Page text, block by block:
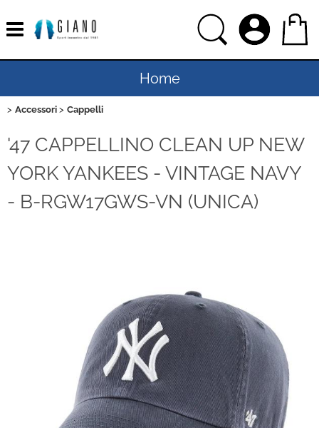
Home
Donna
Bambino
Ciclismo
Brand
Contatti
Accessori Cappelli
'47 CAPPELLINO CLEAN UP NEW
YORK YANKEES - VINTAGE NAVY
- B-RGW17GWS-VN (UNICA)